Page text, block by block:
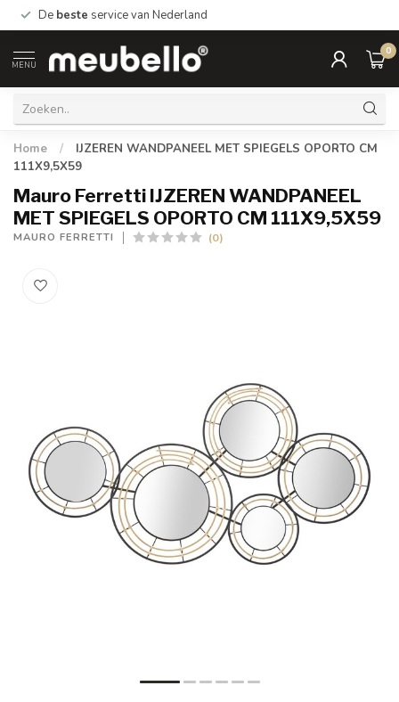
De beste service van Nederland
MENU
0
Home /
IJZEREN WANDPANEEL MET SPIEGELS OPORTO CM
111X9,5X59
Mauro Ferretti IJZEREN WANDPANEEL
MET SPIEGELS OPORTO CM 111X9,5X59
MAURO FERRETTI (0)